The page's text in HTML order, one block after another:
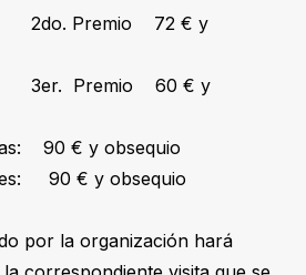
72 € y
60 € y
90 € y obsequio
90 € y obsequio
por la organización hará